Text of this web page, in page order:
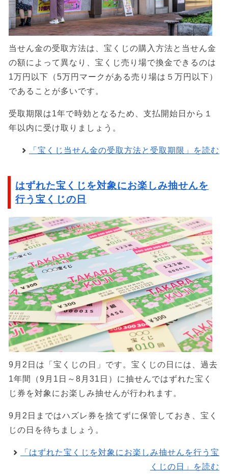
当せん金の受取方法は、宝くじの購入方法と当せん金
の額によって異なり、宝くじ売り場で換金できるのは
1万円以下（5万円マークがある売り場は５万円以下）
であることが多いです。
受取期限は1年で時効となるため、支払開始日から１
年以内に受け取りましょう。
「宝くじ当せん金の受取方法と受取期限」を読む
はずれた宝くじを対象にお楽しみ抽せんを
行う宝くじの日
9月2日は「宝くじの日」です。宝くじの日には、過去
1年間（9月1日～8月31日）に抽せんではずれた宝く
じ券を対象にお楽しみ抽せんが行われます。
9月2日まではハズレ券を捨てずに保管しておき、宝く
じの日を待ちましょう。
「はずれた宝くじを対象にお楽しみ抽せんを行う宝
くじの日」を読む